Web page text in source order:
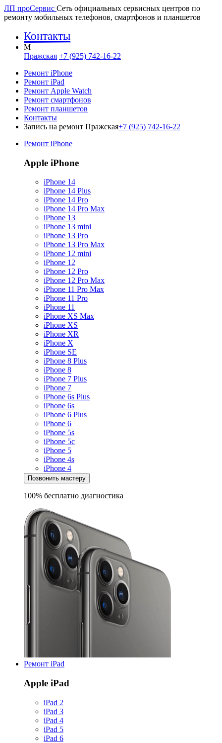
ЛП проСервис Сеть официальных сервисных центров по
ремонту мобильных телефонов, смартфонов и планшетов
Контакты
M
Пражская +7 (925) 742-16-22
Ремонт iPhone
Ремонт iPad
Ремонт Apple Watch
Ремонт смартфонов
Ремонт планшетов
Контакты
Запись на ремонт Пражская+7 (925) 742-16-22
Ремонт iPhone
Apple iPhone
iPhone 14
iPhone 14 Plus
iPhone 14 Pro
iPhone 14 Pro Max
iPhone 13
iPhone 13 mini
iPhone 13 Pro
iPhone 13 Pro Max
iPhone 12 mini
iPhone 12
iPhone 12 Pro
iPhone 12 Pro Max
iPhone 11 Pro Max
iPhone 11 Pro
iPhone 11
iPhone XS Max
iPhone XS
iPhone XR
iPhone X
iPhone SE
iPhone 8 Plus
iPhone 8
iPhone 7 Plus
iPhone 7
iPhone 6s Plus
iPhone 6s
iPhone 6 Plus
iPhone 6
iPhone 5s
iPhone 5c
iPhone 5
iPhone 4s
iPhone 4
Позвонить мастеру
100% бесплатно диагностика
Ремонт iPad
Apple iPad
iPad 2
iPad 3
iPad 4
iPad 5
iPad 6